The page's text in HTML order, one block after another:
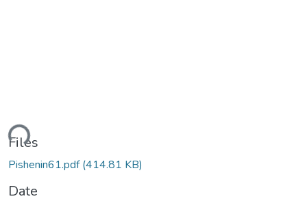
Files
Pishenin61.pdf(414.81 KB)
Date